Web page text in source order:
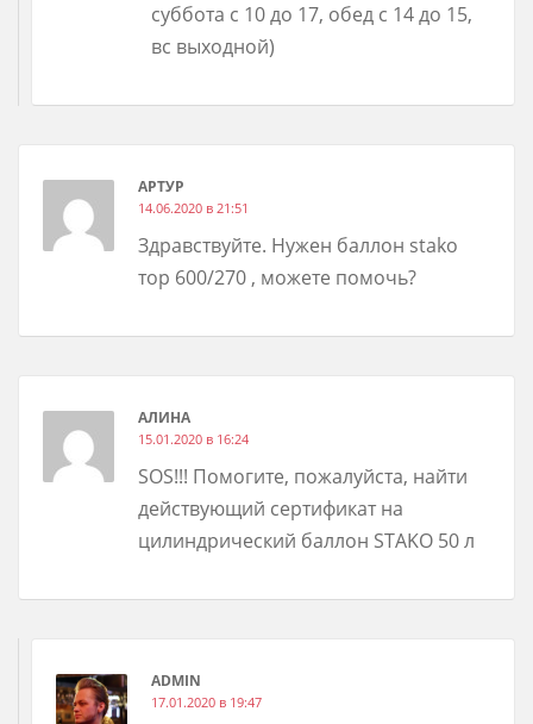
суббота с 10 до 17, обед с 14 до 15,
вс выходной)
АРТУР
14.06.2020 в 21:51
Здравствуйте. Нужен баллон stako
тор 600/270 , можете помочь?
АЛИНА
15.01.2020 в 16:24
SOS!!! Помогите, пожалуйста, найти
действующий сертификат на
цилиндрический баллон STAKO 50 л
ADMIN
17.01.2020 в 19:47